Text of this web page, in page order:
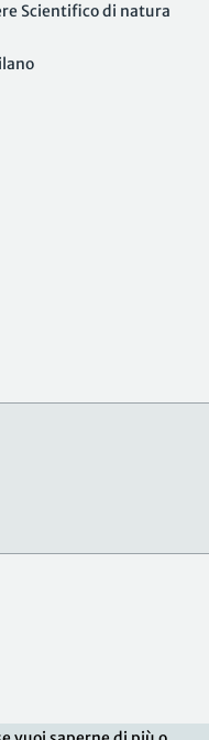
Scientifico di natura